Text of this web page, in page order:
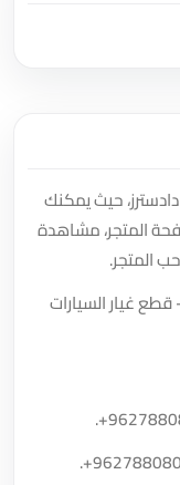
حيث يمكنك
المتجر، مشاهدة
المتجر.
غيار السيارات
.
.